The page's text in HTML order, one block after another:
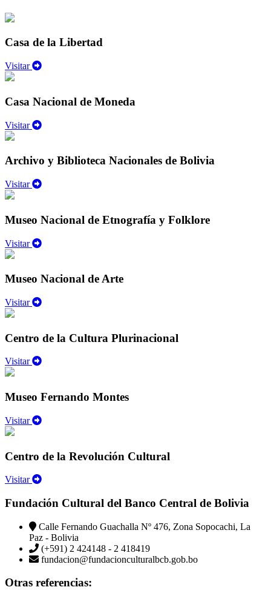
Casa de la Libertad
Visitar
Casa Nacional de Moneda
Visitar
Archivo y Biblioteca Nacionales de Bolivia
Visitar
Museo Nacional de Etnografía y Folklore
Visitar
Museo Nacional de Arte
Visitar
Centro de la Cultura Plurinacional
Visitar
Museo Fernando Montes
Visitar
Centro de la Revolución Cultural
Visitar
Fundación Cultural del Banco Central de Bolivia
Calle Fernando Guachalla Nº 476, Zona Sopocachi, La
Paz - Bolivia
(+591) 2 424148 - 2 418419
fundacion@fundacionculturalbcb.gob.bo
Otras referencias: